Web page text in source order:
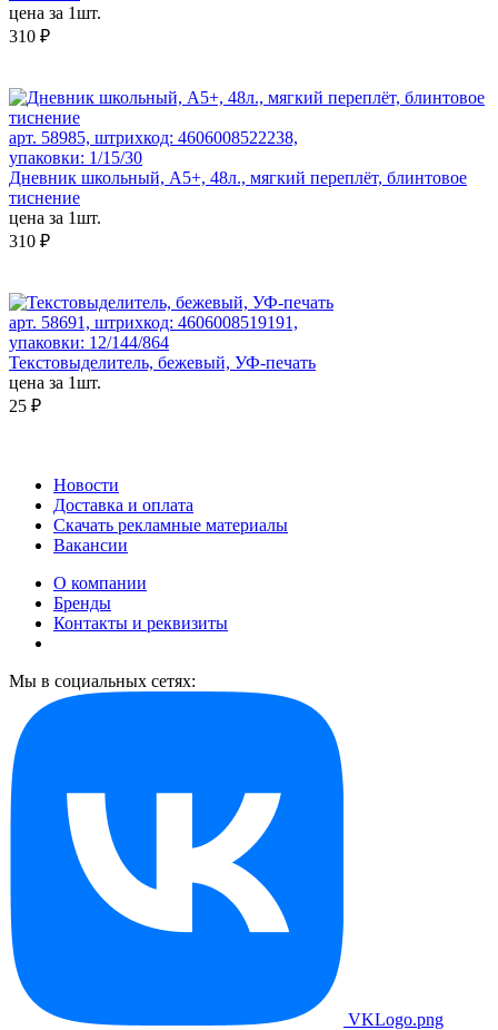
цена за 1шт.
310 ₽
арт. 58985, штрихкод: 4606008522238,
упаковки: 1/15/30
Дневник школьный, А5+, 48л., мягкий переплёт, блинтовое
тиснение
цена за 1шт.
310 ₽
арт. 58691, штрихкод: 4606008519191,
упаковки: 12/144/864
Текстовыделитель, бежевый, УФ-печать
цена за 1шт.
25 ₽
Новости
Доставка и оплата
Скачать рекламные материалы
Вакансии
О компании
Бренды
Контакты и реквизиты
Мы в социальных сетях:
VKLogo.png